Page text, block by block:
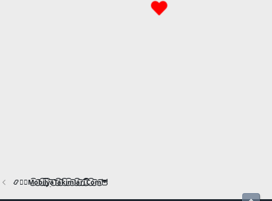
📿🧙‍♂️M͜͡o͜͡b͜͡i͜͡l͜͡y͜͡a͜͡T͜͡a͜͡k͜͡i͜͡m͜͡l͜͡a͜͡r͜͡i͜͡.͜͡C͜͡o͜͡m͜͡🦉